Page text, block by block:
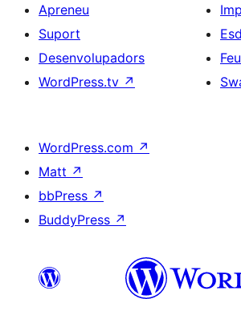
Apreneu
Suport
Desenvolupadors
WordPress.tv ↗
WordPress.com ↗
Matt ↗
bbPress ↗
BuddyPress ↗